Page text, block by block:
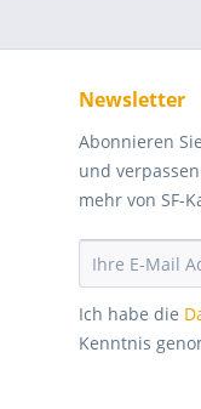
Newsletter
Abonnieren
und
mehr von SF-
Ich habe die
Kenntnis